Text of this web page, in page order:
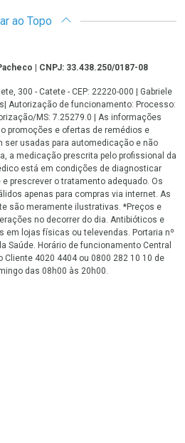
ao Topo
| CNPJ: 33.438.250/0187-08
300 - Catete - CEP: 22220-000 | Gabriele
Autorização de funcionamento: Processo:
MS: 7.25279.0 | As informações
promoções e ofertas de remédios e
ser usadas para automedicação e não
a medicação prescrita pelo profissional da
está em condições de diagnosticar
prescrever o tratamento adequado. Os
apenas para compras via internet. As
são meramente ilustrativas. *Preços e
no decorrer do dia. Antibióticos e
em lojas físicas ou televendas. Portaria nº
Saúde. Horário de funcionamento Central
Cliente 4020 4404 ou 0800 282 10 10 de
das 08h00 às 20h00.